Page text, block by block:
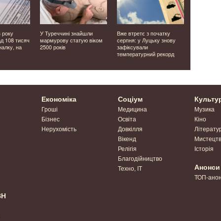
року
108 тисяч
на
У Туреччині знайшли
мармурову статую віком
2500 років
Вже втретє з початку
серпня: у Луцьку знову
зафіксували
температурний рекорд
Економіка
Гроші
Бізнес
Нерухомість
Соціум
Медицина
Освіта
Довкілля
Вікенд
Релігія
Благодійництво
Техно, IT
Музика
Кіно
Історія
Анонси
ТОП-